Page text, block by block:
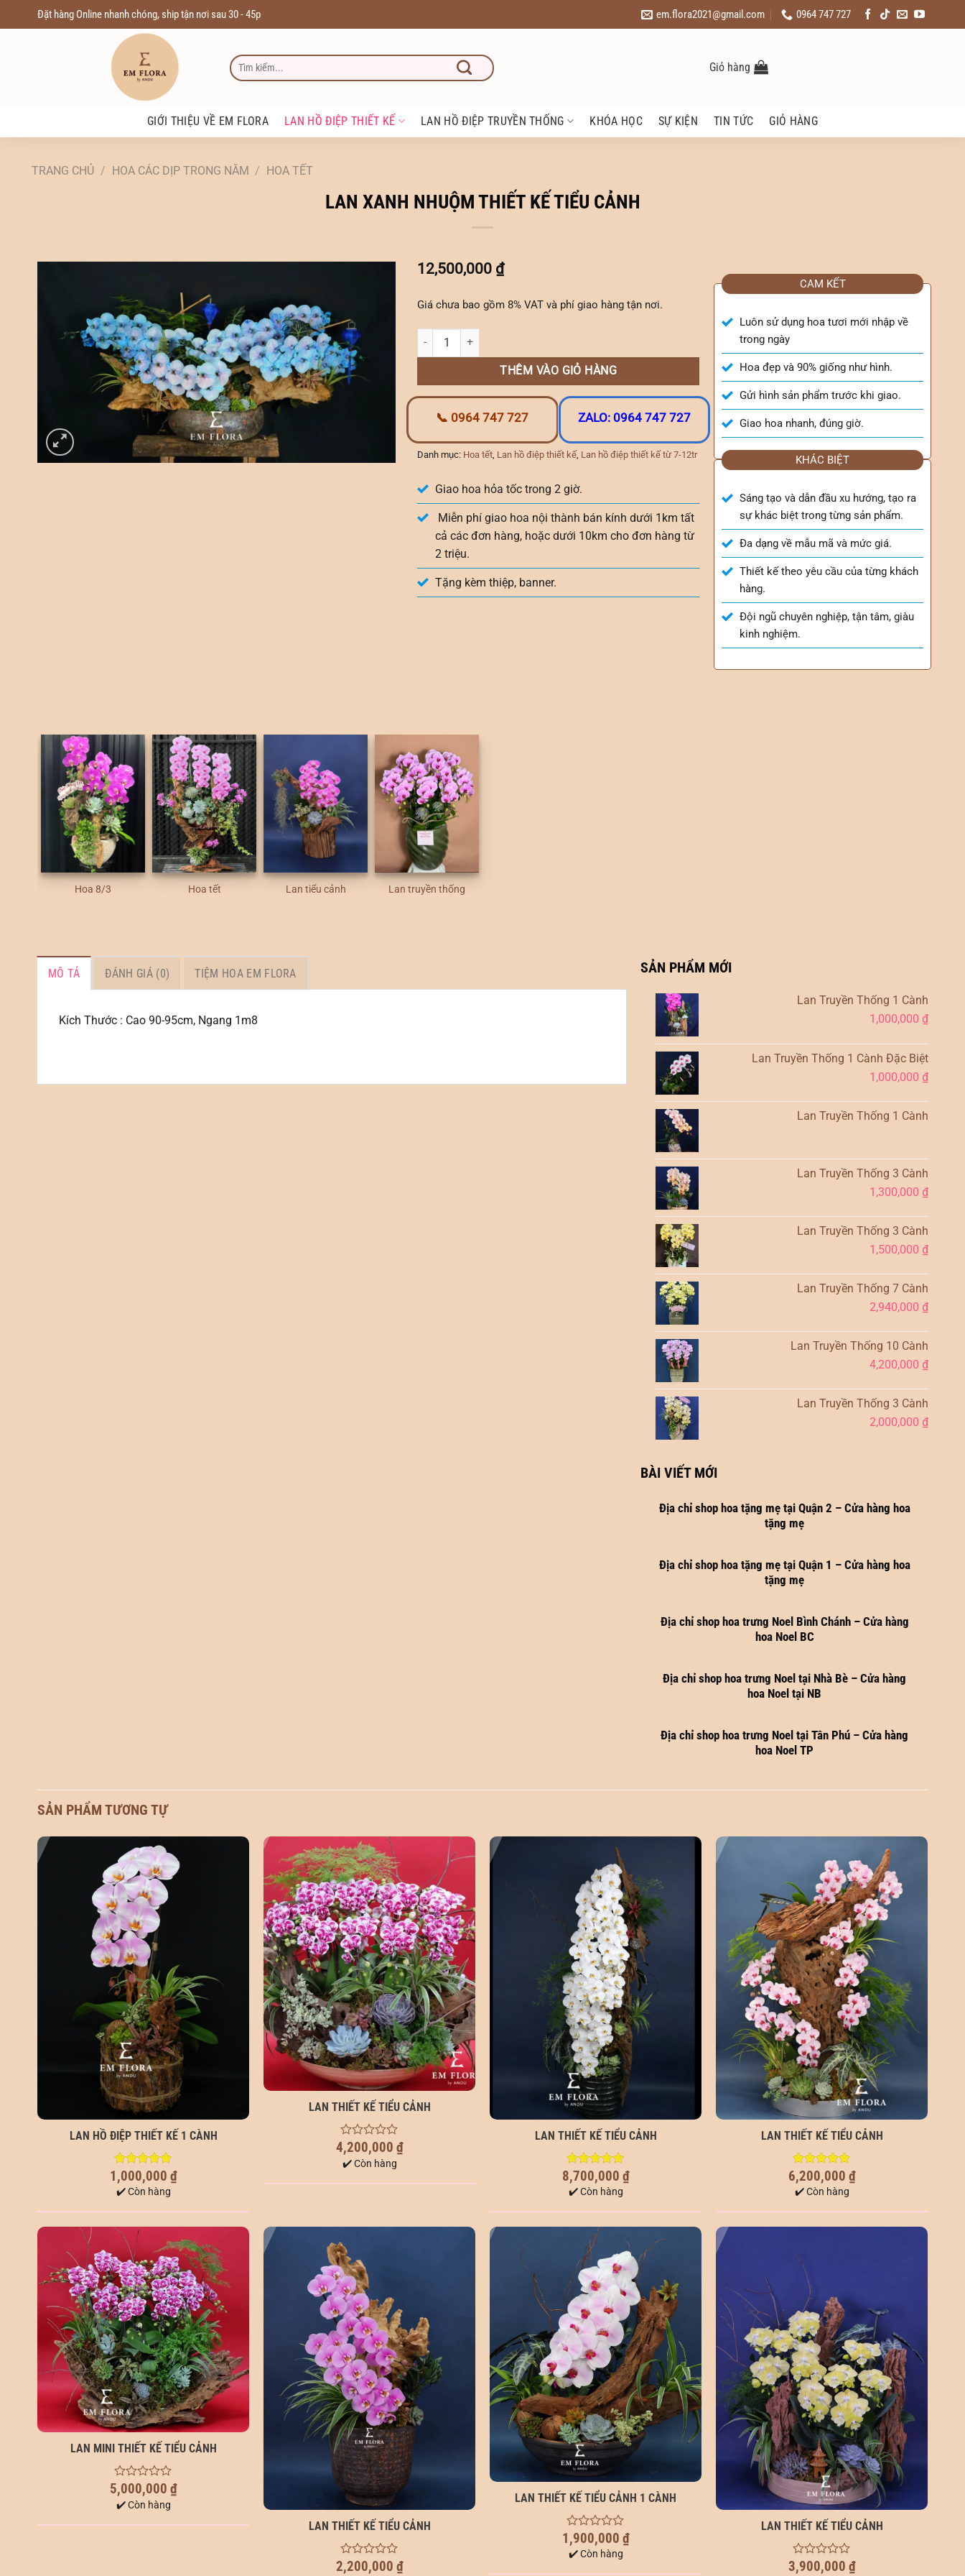
đến
Đặt hàng Online nhanh chóng, ship tận nơi sau 30 - 45p em.flora2021@gmail.com 0964 747 727
TÌM
Giỏ hàng
GIỚI THIỆU VỀ EM FLORA LAN HỒ ĐIỆP THIẾT KẾ LAN HỒ ĐIỆP TRUYỀN THỐNG KHÓA HỌC SỰ KIỆN TIN TỨC GIỎ HÀNG
TRANG CHỦ / HOA CÁC DỊP TRONG NĂM / HOA TẾT
LAN XANH NHUỘM THIẾT KẾ TIỂU CẢNH
12,500,000 ₫
Giá chưa bao gồm 8% VAT và phí giao hàng tận nơi.
lan xanh nhuộm thiết kế tiểu cảnh số lượng
THÊM VÀO GIỎ HÀNG
📞 0964 747 727 ZALO: 0964 747 727
Danh mục: Hoa tết Lan hồ điệp thiết kế, Lan hồ điệp thiết kế từ 7-12tr
Giao hoa hỏa tốc trong 2 giờ.
Miễn phí giao hoa nội thành bán kính dưới 1km tất
cả các đơn hàng, hoặc dưới 10km cho đơn hàng từ
2 triệu.
Tặng kèm thiệp, banner.
CAM KẾT
Luôn sử dụng hoa tươi mới nhập về
trong ngày
Hoa đẹp và 90% giống như hình.
Gửi hình sản phẩm trước khi giao.
Giao hoa nhanh, đúng giờ.
KHÁC BIỆT
Sáng tạo và dẫn đầu xu hướng, tạo ra
sự khác biệt trong từng sản phẩm.
Đa dạng về mẫu mã và mức giá.
Thiết kế theo yêu cầu của từng khách
hàng.
Đội ngũ chuyên nghiệp, tận tâm, giàu
kinh nghiệm.
Hoa 8/3 Hoa tết Lan tiểu cảnh Lan truyền thống
MÔ TẢ ĐÁNH GIÁ (0) TIỆM HOA EM FLORA
Kích Thước : Cao 90-95cm, Ngang 1m8
SẢN PHẨM MỚI
Lan Truyền Thống 1 Cành
1,000,000₫
Lan Truyền Thống 1 Cành Đặc Biệt
1,000,000₫
Lan Truyền Thống 1 Cành
Lan Truyền Thống 3 Cành
1,300,000₫
Lan Truyền Thống 3 Cành
1,500,000₫
Lan Truyền Thống 7 Cành
2,940,000₫
Lan Truyền Thống 10 Cành
4,200,000₫
Lan Truyền Thống 3 Cành
2,000,000₫
BÀI VIẾT MỚI
Địa chỉ shop hoa tặng mẹ tại Quận 2 – Cửa hàng hoa
tặng mẹ
Địa chỉ shop hoa tặng mẹ tại Quận 1 – Cửa hàng hoa
tặng mẹ
Địa chỉ shop hoa trưng Noel Bình Chánh – Cửa hàng
hoa Noel BC
Địa chỉ shop hoa trưng Noel tại Nhà Bè – Cửa hàng
hoa Noel tại NB
Địa chỉ shop hoa trưng Noel tại Tân Phú – Cửa hàng
hoa Noel TP
SẢN PHẨM TƯƠNG TỰ
LAN HỒ ĐIỆP THIẾT KẾ 1 CÀNH
5.00out of
5
1,000,000 ₫
✔️ Còn hàng
LAN THIẾT KẾ TIỂU CẢNH
0
out
of
5
4,200,000 ₫
✔️ Còn hàng
LAN THIẾT KẾ TIỂU CẢNH
5.00out of
5
8,700,000 ₫
✔️ Còn hàng
LAN THIẾT KẾ TIỂU CẢNH
5.00out of
5
6,200,000 ₫
✔️ Còn hàng
LAN MINI THIẾT KẾ TIỂU CẢNH
0
out
of
5
5,000,000 ₫
✔️ Còn hàng
LAN THIẾT KẾ TIỂU CẢNH
0
2,200,000 ₫
LAN THIẾT KẾ TIỂU CẢNH 1 CÀNH
out
of
5
1,900,000 ₫
✔️ Còn hàng
LAN THIẾT KẾ TIỂU CẢNH
0
3,900,000 ₫